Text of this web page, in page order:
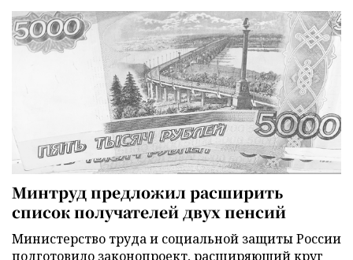
Минтруд предложил расширить
список получателей двух пенсий
Министерство труда и социальной защиты России
подготовило законопроект, расширяющий круг